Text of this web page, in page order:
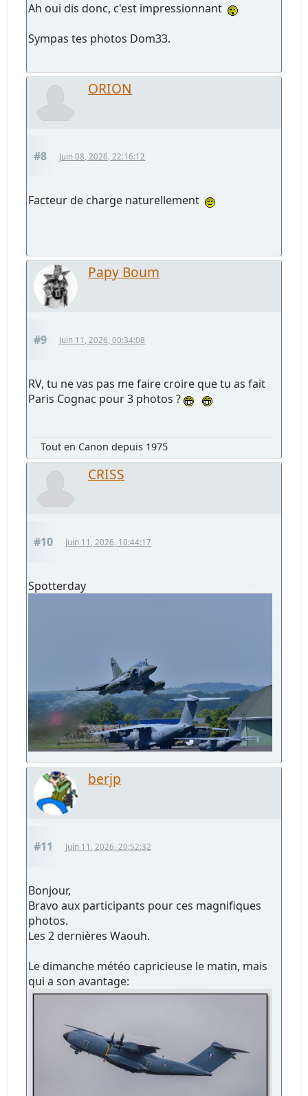
Ah oui dis donc, c'est impressionnant
Sympas tes photos Dom33.
ORION
#8 Juin 08, 2026, 22:16:12
Facteur de charge naturellement
Papy Boum
#9 Juin 11, 2026, 00:34:08
RV, tu ne vas pas me faire croire que tu as fait
Paris Cognac pour 3 photos ?
Tout en Canon depuis 1975
CRISS
#10 Juin 11, 2026, 10:44:17
Spotterday
berjp
#11 Juin 11, 2026, 20:52:32
Bonjour,
Bravo aux participants pour ces magnifiques
photos.
Les 2 dernières Waouh.
Le dimanche météo capricieuse le matin, mais
qui a son avantage: